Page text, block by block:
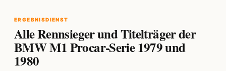
ERGEBNISDIENST
Alle Rennsieger und Titelträger der
BMW M1 Procar-Serie 1979 und
1980